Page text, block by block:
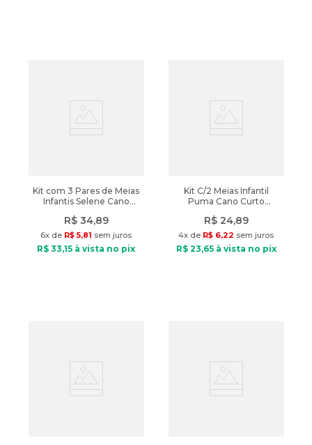
Kit com 3 Pares de Meias
Infantis Selene Cano
R$ 34,89
6x de R$ 5,81 sem juros
R$ 33,15 à vista no pix
Kit C/2 Meias Infantil
Puma Cano Curto
R$ 24,89
4x de R$ 6,22 sem juros
R$ 23,65à vista no pix